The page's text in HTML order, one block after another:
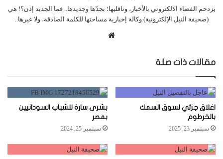
يزدحم الفضاء الالكتروني بالأخبار، وناقليها؛ بجدّها وجديدها.. فما الجديد إذن؟! هي
(صحيفة النيل الإلكترونية) وكالة إخبارية مساحتها للكلمة الصادقة، ولا غيرها..
مقالات ذات صلة
اغلاق جزئي لسوق السمك
بالخرطوم
سبتمبر 23, 2025
بشرى سارة للشباب السودانيين
بمصر
سبتمبر 25, 2024